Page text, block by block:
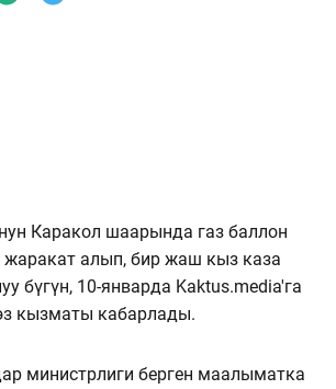
Каракол шаарында газ баллон
алып, бир жаш кыз каза
бүгүн, 10-январда Kaktus.media'га
кызматы кабарлады.
министрлиги берген маалыматка